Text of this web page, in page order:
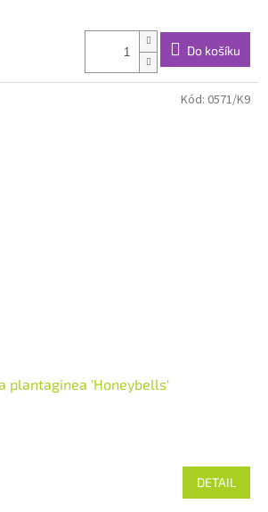
Do košíku
plantaginea 'Honeybells'
DETAIL
Kód: 0571/K9